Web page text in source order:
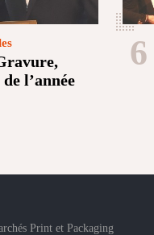
l’année
6
Print et Packaging